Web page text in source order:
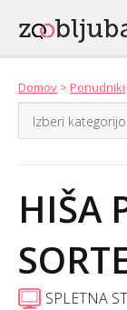
Domov > Ponudniki
HIŠA
SPLETNA